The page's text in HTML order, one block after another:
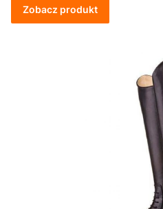
Zobacz produkt